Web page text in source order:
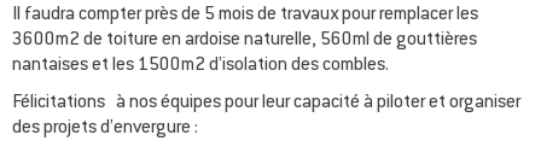
Il faudra compter près de 5 mois de travaux pour remplacer les
3600m2 de toiture en ardoise naturelle, 560ml de gouttières
nantaises et les 1500m2 d’isolation des combles.
Félicitations à nos équipes pour leur capacité à piloter et organiser
des projets d’envergure :